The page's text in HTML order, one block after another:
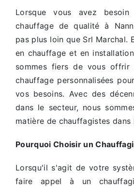
Lorsque vous avez
chauffage de qualité à
pas plus loin que Srl Marchal.
en chauffage et en
sommes fiers de vous offrir
chauffage personnalisées
vos besoins. Avec des
dans le secteur, nous
matière de chauffagistes dans
Pourquoi Choisir un
Lorsqu'il s'agit de votre
faire appel à un